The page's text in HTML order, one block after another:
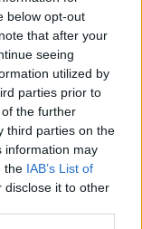
below opt-out
that after your
seeing
utilized by
parties prior to
the further
third parties on the
information may
the IAB’s List of
disclose it to other
blir omkörd